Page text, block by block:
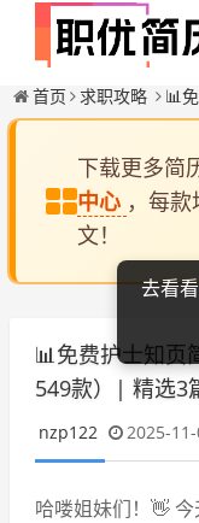
首页 求职攻略 📊免
下载更多简
中心 ，每
文！
📊免费护士知页
549款）| 精选3
nzp122 2025-
哈喽姐妹们！👋
去看